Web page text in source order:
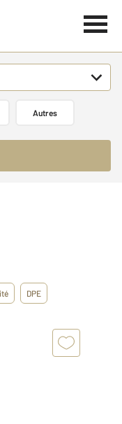
Autres
DPE